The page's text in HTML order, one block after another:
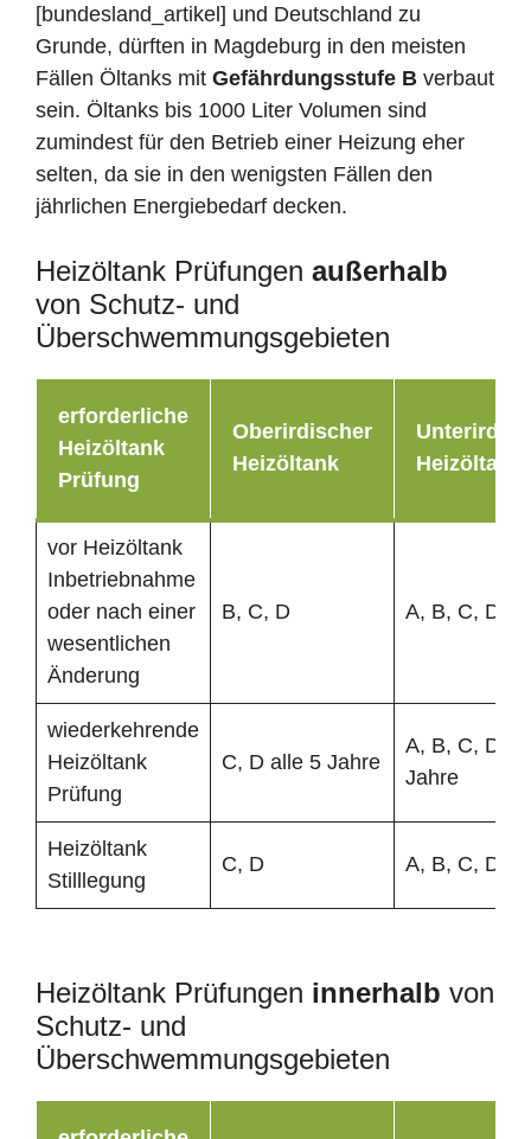
[bundesland_artikel] und Deutschland zu
Grunde, dürften in Magdeburg in den meisten
Fällen Öltanks mit Gefährdungsstufe B verbaut
sein. Öltanks bis 1000 Liter Volumen sind
zumindest für den Betrieb einer Heizung eher
selten, da sie in den wenigsten Fällen den
jährlichen Energiebedarf decken.
Heizöltank Prüfungen außerhalb
von Schutz- und
Überschwemmungsgebieten
erforderliche
Heizöltank
Prüfung
Oberirdischer
Heizöltank
Heizöltank
vor Heizöltank
Inbetriebnahme
oder nach einer
wesentlichen
Änderung
B, C, D A, B, C, D
wiederkehrende
Heizöltank
Prüfung
C, D alle 5 Jahre
A, B, C, D
Jahre
Heizöltank
Stilllegung
C, D A, B, C, D
Heizöltank Prüfungen innerhalb von
Schutz- und
Überschwemmungsgebieten